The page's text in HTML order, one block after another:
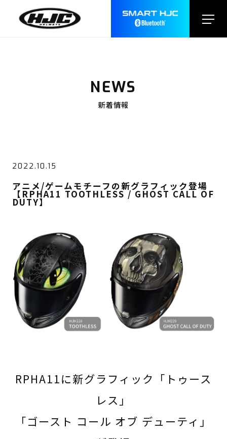
NEWS
新着情報
2022.10.15
アニメ/ゲームモチーフの新グラフィック登場
【RPHA11 TOOTHLESS / GHOST CALL OF
DUTY】
RPHA11に新グラフィック「トゥース
レス」
「ゴースト コール オブ デューティ」